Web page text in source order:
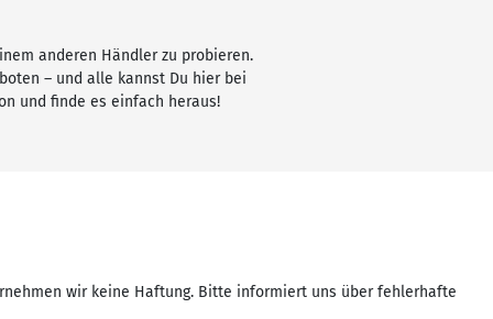
anderen Händler zu probieren.
– und alle kannst Du hier bei
und finde es einfach heraus!
wir keine Haftung. Bitte informiert uns über fehlerhafte